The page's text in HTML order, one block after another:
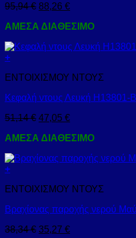
95,94€ 88,26 €
ΑΜΕΣΑ ΔΙΑΘΕΣΙΜΟ
+
ΕΝΤΟΙΧΙΣΜΟΥ ΝΤΟΥΣ
Κεφαλή ντους Λευκή
51,14€ 47,05 €
ΑΜΕΣΑ ΔΙΑΘΕΣΙΜΟ
+
ΕΝΤΟΙΧΙΣΜΟΥ ΝΤΟΥΣ
Βραχίονας παροχής νερού
38,34€ 35,27 €